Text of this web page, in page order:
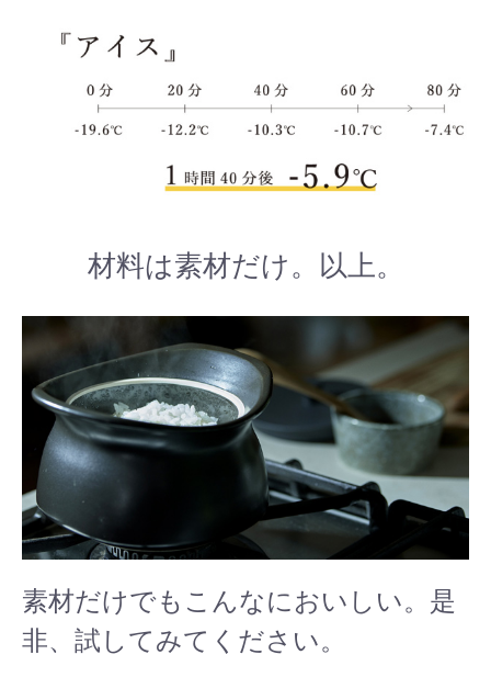
材料は素材だけ。以上。
素材だけでもこんなにおいしい。是
非、試してみてください。